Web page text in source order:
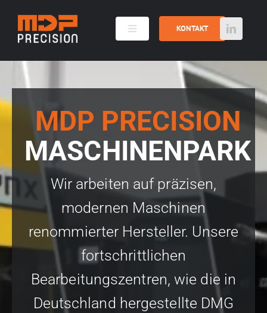
content
Toggle
Metall- und Kunststoffbearbeitung
Maschinenpark
Galerie
Die Belegschaft
KONTAKT
MDP PRECISION
MASCHINENPARK
Wir arbeiten auf präzisen,
modernen Maschinen
renommierter Hersteller. Unsere
fortschrittlichen
Bearbeitungszentren, wie die in
Deutschland hergestellte DMG